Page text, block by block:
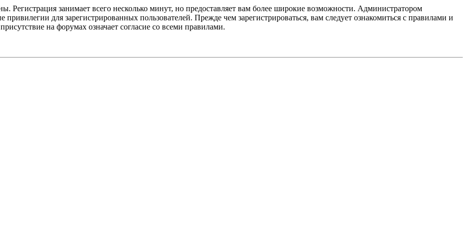
Регистрация занимает всего несколько минут, но предоставляет вам более широкие возможности. Администратором
для зарегистрированных пользователей. Прежде чем зарегистрироваться, вам следует ознакомиться с правилами и
на форумах означает согласие со всеми правилами.